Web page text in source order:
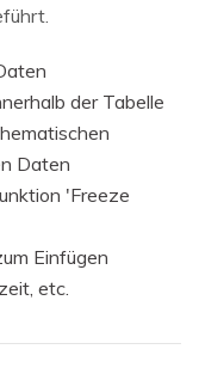
der Tabelle
Daten
'Freeze
Einfügen
etc.